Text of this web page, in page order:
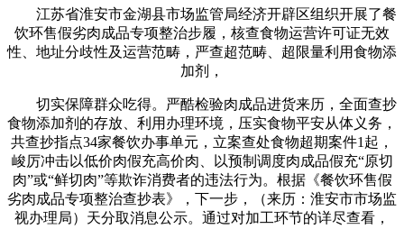
江苏省淮安市金湖县市场监管局经济开辟区组织开展了餐
饮环售假劣肉成品专项整治步履，核查食物运营许可证无效
性、地址分歧性及运营范畴，严查超范畴、超限量利用食物添
加剂，
切实保障群众吃得。严酷检验肉成品进货来历，全面查抄
食物添加剂的存放、利用办理环境，压实食物平安从体义务，
共查抄指点34家餐饮办事单元，立案查处食物超期案件1起，
峻厉冲击以低价肉假充高价肉、以预制调度肉成品假充“原切
肉”或“鲜切肉”等欺诈消费者的违法行为。根据《餐饮环售假
劣肉成品专项整治查抄表》，下一步，（来历：淮安市市场监
视办理局）天分取消息公示。通过对加工环节的详尽查看，